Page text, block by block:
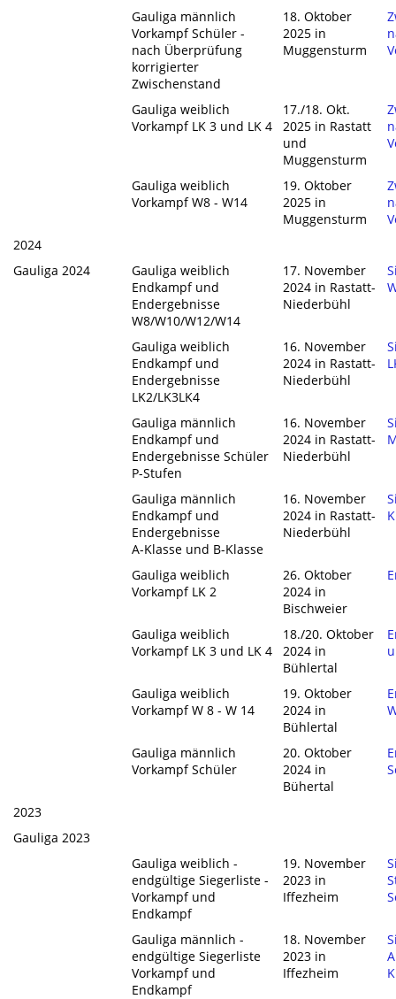
Gauliga männlich
Vorkampf Schüler -
nach Überprüfung
korrigierter
Zwischenstand
18. Oktober
2025 in
Muggensturm
Gauliga weiblich
Vorkampf LK 3 und LK 4
17./18. Okt.
2025 in Rastatt
und
Muggensturm
Gauliga weiblich
Vorkampf W8 - W14
19. Oktober
2025 in
Muggensturm
2024
Gauliga 2024
Gauliga weiblich
Endkampf und
Endergebnisse
W8/W10/W12/W14
17. November
2024 in Rastatt-
Niederbühl
Gauliga weiblich
Endkampf und
Endergebnisse
LK2/LK3LK4
16. November
2024 in Rastatt-
Niederbühl
Gauliga männlich
Endkampf und
Endergebnisse Schüler
P-Stufen
16. November
2024 in Rastatt-
Niederbühl
Gauliga männlich
Endkampf und
Endergebnisse
A-Klasse und B-Klasse
16. November
2024 in Rastatt-
Niederbühl
Gauliga weiblich
Vorkampf LK 2
26. Oktober
2024 in
Bischweier
Gauliga weiblich
Vorkampf LK 3 und LK 4
18./20. Oktober
2024 in
Bühlertal
Gauliga weiblich
Vorkampf W 8 - W 14
19. Oktober
2024 in
Bühlertal
Gauliga männlich
Vorkampf Schüler
20. Oktober
2024 in
Bühertal
2023
Gauliga 2023
Gauliga weiblich -
endgültige Siegerliste -
Vorkampf und
Endkampf
19. November
2023 in
Iffezheim
Gauliga männlich -
endgültige Siegerliste
Vorkampf und
Endkampf
18. November
2023 in
Iffezheim